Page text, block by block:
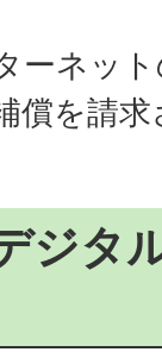
ーネッ
償を請
ジタ